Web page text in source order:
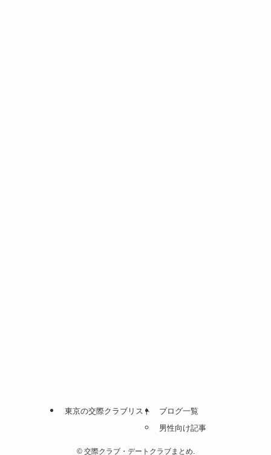
東京の交際クラブリスト
ブログ一覧
男性向け記事
©交際クラブ・デートクラブまとめ.